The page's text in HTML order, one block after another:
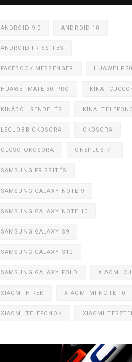
ANDROID 9.0 ANDROID 10
ANDROID FRISSÍTÉS
FACEBOOK MESSENGER HUAWEI P30
HUAWEI MATE 30 PRO KÍNAI
KÍNÁBÓL RENDELÉS KÍNAI
LEGJOBB OKOSÓRA OKOSÓRA
OLCSÓ OKOSÓRA ONEPLUS 7T
SAMSUNG FRISSÍTÉS
SAMSUNG GALAXY NOTE 9
SAMSUNG GALAXY NOTE 10
SAMSUNG GALAXY S9
SAMSUNG GALAXY S10
SAMSUNG GALAXY FOLD XIAOMI
XIAOMI HÍREK XIAOMI MI NOTE 10
XIAOMI TELEFONOK XIAOMI